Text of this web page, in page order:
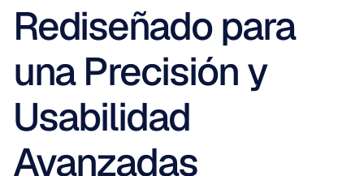
Rediseñado para
una Precisión y
Usabilidad
Avanzadas